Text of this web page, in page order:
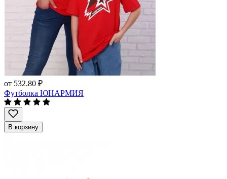
от 532.80 ₽
Футболка ЮНАРМИЯ
В корзину